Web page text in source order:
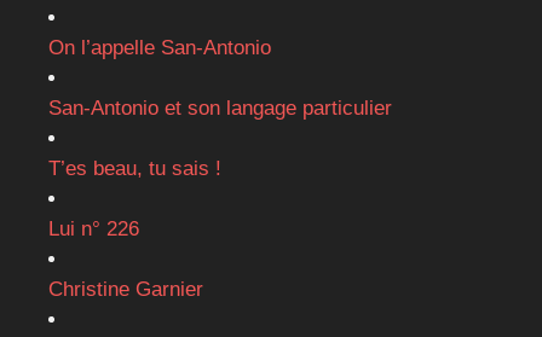
On l’appelle San-Antonio
San-Antonio et son langage particulier
T’es beau, tu sais !
Lui n° 226
Christine Garnier